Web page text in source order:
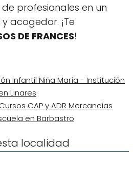
profesionales en un
acogedor. ¡Te
DE FRANCES!
Infantil Niña María - Institución
Linares
CAP y ADR Mercancías
en Barbastro
localidad